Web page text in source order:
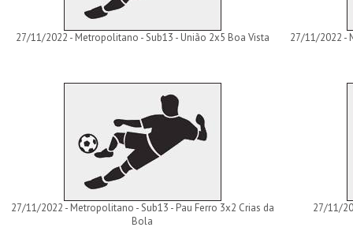
27/11/2022 - Metropolitano - Sub13 - União 2x5 Boa Vista 27/11/2022 -
27/11/2022 - Metropolitano - Sub13 - Pau Ferro 3x2 Crias da
Bola
27/11/